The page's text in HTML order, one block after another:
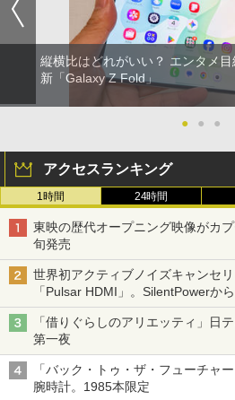
縦横比はどれがいい？ エンタメ
新「Galaxy Z Fold」
● ● ●
アクセスランキング
1時間 24時間
東映の歴代オープニング映像がカ
旬発売
世界初アクティブノイズキャンセ
「Pulsar HDMI」。SilentPowerから
「借りぐらしのアリエッティ」日
第一夜
「バック・トゥ・ザ・フューチャ
腕時計。1985本限定